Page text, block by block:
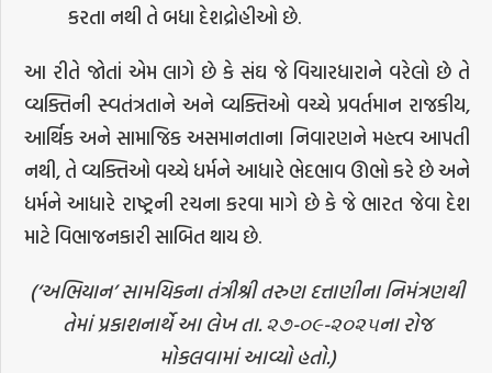
કરતા નથી તે બધા દેશદ્રોહીઓ છે.
આ રીતે જોતાં એમ લાગે છે કે સંઘ જે વિચારધારાને વરેલો છે તે
વ્યક્તિની સ્વતંત્રતાને અને વ્યક્તિઓ વચ્ચે પ્રવર્તમાન રાજકીય,
આર્થિક અને સામાજિક અસમાનતાના નિવારણને મહત્ત્વ આપતી
નથી, તે વ્યક્તિઓ વચ્ચે ધર્મને આધારે ભેદભાવ ઊભો કરે છે અને
ધર્મને આધારે રાષ્ટ્રની રચના કરવા માગે છે કે જે ભારત જેવા દેશ
માટે વિભાજનકારી સાબિત થાય છે.
(‘અભિયાન’ સામયિકના તંત્રીશ્રી તરુણ દત્તાણીના નિમંત્રણથી
તેમાં પ્રકાશનાર્થે આ લેખ તા. ૨૭-૦૯-૨૦૨૫ના રોજ
મોકલવામાં આવ્યો હતો.)